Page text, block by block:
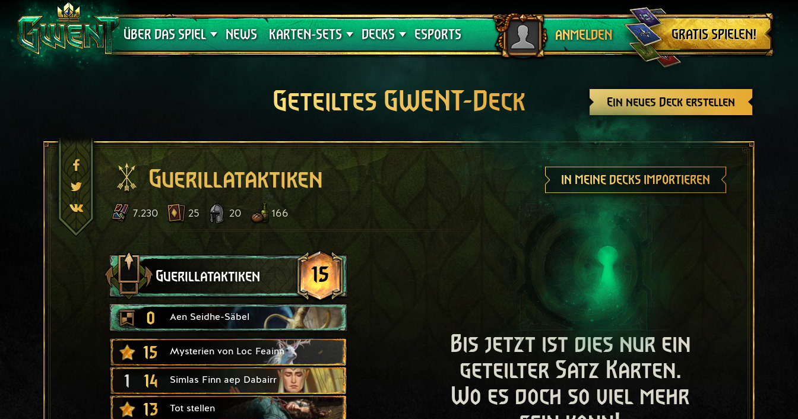
ÜBER DAS SPIEL
Support
NEWS KARTEN-SETS
Crimson Curse
DECKS
Deck-Leitfäden
ESPORTS ANMELDEN
Abmelden
GRATIS SPIELEN!
Ein neues Deck erstellen
Geteiltes GWENT-Deck
Guerillataktiken IN MEINE DECKS IMPORTIEREN
7.230 25 20 166
Guerillataktiken 15
0 Aen Seidhe-Säbel
15 Mysterien von Loc Feainn
1 14 Simlas Finn aep Dabairr
13 Tot stellen
Bis jetzt ist dies nur ein
geteilter Satz Karten.
Wo es doch so viel mehr